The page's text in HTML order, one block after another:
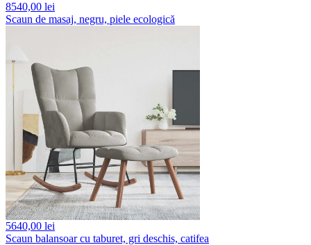
8540,00 lei
Scaun de masaj, negru, piele ecologică
5640,00 lei
Scaun balansoar cu taburet, gri deschis, catifea